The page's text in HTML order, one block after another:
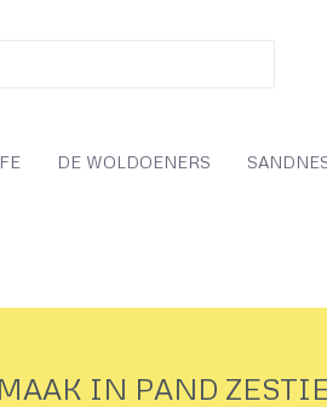
DE WOLDOENERS
IN PAND